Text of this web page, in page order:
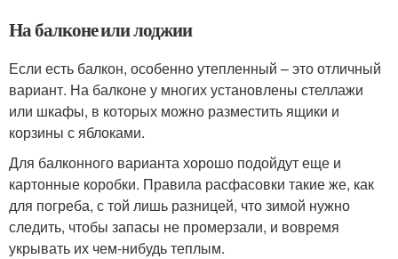
На балконе или лоджии
Если есть балкон, особенно утепленный – это отличный
вариант. На балконе у многих установлены стеллажи
или шкафы, в которых можно разместить ящики и
корзины с яблоками.
Для балконного варианта хорошо подойдут еще и
картонные коробки. Правила расфасовки такие же, как
для погреба, с той лишь разницей, что зимой нужно
следить, чтобы запасы не промерзали, и вовремя
укрывать их чем-нибудь теплым.